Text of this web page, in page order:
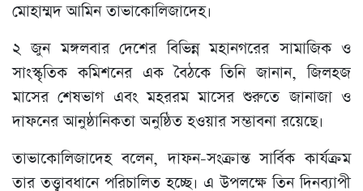
মোহাম্মদ আমিন তাভাকোলিজাদেহ।
২ জুন মঙ্গলবার দেশের বিভিন্ন মহানগরের সামাজিক ও
সাংস্কৃতিক কমিশনের এক বৈঠকে তিনি জানান, জিলহজ
মাসের শেষভাগ এবং মহররম মাসের শুরুতে জানাজা ও
দাফনের আনুষ্ঠানিকতা অনুষ্ঠিত হওয়ার সম্ভাবনা রয়েছে।
তাভাকোলিজাদেহ বলেন, দাফন-সংক্রান্ত সার্বিক কার্যক্রম
তার তত্ত্বাবধানে পরিচালিত হচ্ছে। এ উপলক্ষে তিন দিনব্যাপী